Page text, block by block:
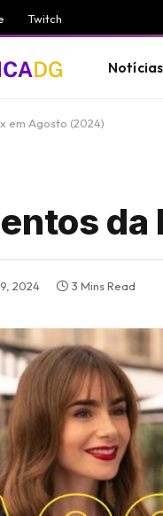
Twitch
Notícias
em Agosto (2024)
2024 3 Mins Read